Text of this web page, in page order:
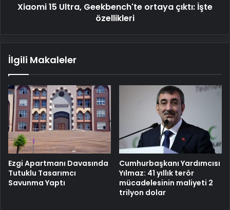
Xiaomi 15 Ultra, Geekbench'te ortaya çıktı: İşte
özellikleri
İlgili Makaleler
Ezgi Apartmanı Davasında
Tutuklu Tasarımcı
Savunma Yaptı
Cumhurbaşkanı Yardımcısı
Yılmaz: 41 yıllık terör
mücadelesinin maliyeti 2
trilyon dolar